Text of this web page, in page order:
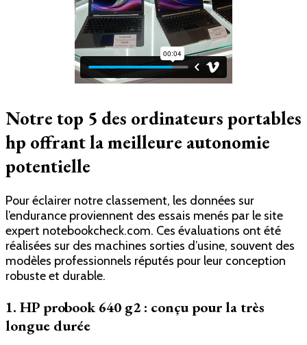
Notre top 5 des ordinateurs portables
hp offrant la meilleure autonomie
potentielle
Pour éclairer notre classement, les données sur
l’endurance proviennent des essais menés par le site
expert notebookcheck.com. Ces évaluations ont été
réalisées sur des machines sorties d’usine, souvent des
modèles professionnels réputés pour leur conception
robuste et durable.
1. HP probook 640 g2 : conçu pour la très
longue durée